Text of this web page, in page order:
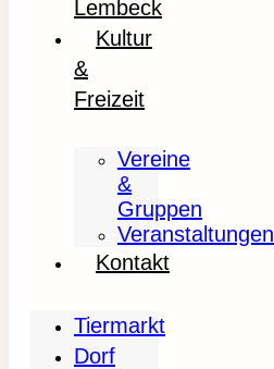
Lembeck
Kultur
&
Freizeit
Vereine
&
Gruppen
Veranstaltungen
Kontakt
Tiermarkt
Dorf